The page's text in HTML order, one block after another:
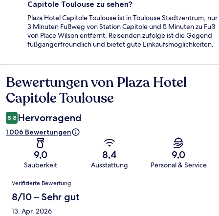
Capitole Toulouse zu sehen?
Plaza Hotel Capitole Toulouse ist in Toulouse Stadtzentrum, nur
3 Minuten Fußweg von Station Capitole und 5 Minuten zu Fuß
von Place Wilson entfernt. Reisenden zufolge ist die Gegend
fußgängerfreundlich und bietet gute Einkaufsmöglichkeiten.
Bewertungen
Bewertungen von Plaza Hotel
Capitole Toulouse
8,8 Hervorragend
1.006 Bewertungen
9,0
Sauberkeit
8,4
Ausstattung
9,0
Personal & Service
Bewertungen
Verifizierte Bewertung
8/10 – Sehr gut
13. Apr. 2026